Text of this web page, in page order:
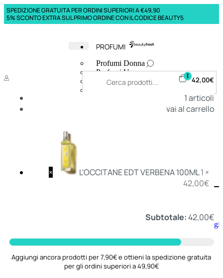
SPEDIZIONE GRATUITA PER ORDINI SUPERIORI A €49,90
5% SCONTO EXTRA SUL PRIMO ORDINE CON IL CODICE BEAUTY5
PROFUMI
Profumi Donna
Profumi Uomo
Deodoranti Donna
Deo
Aggiungi
1 42,00€
1articoli
vai al carrello
× L'OCCITANE EDT VERBENA 100ML1 ×
42,00€
Subtotale:42,00€
Aggiungi ancora prodotti per 7,90€ e ottieni la spedizione gratuita
per gli ordini superiori a 49,90€